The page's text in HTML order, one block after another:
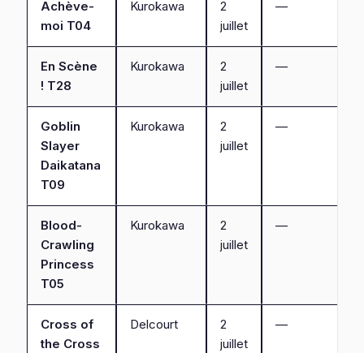
Achève-
moi T04
Kurokawa
2
juillet
—
En Scène
! T28
Kurokawa
2
juillet
—
Goblin
Slayer
Daikatana
T09
Kurokawa
2
juillet
—
Blood-
Crawling
Princess
T05
Kurokawa
2
juillet
—
Cross of
the Cross
Delcourt
2
juillet
—